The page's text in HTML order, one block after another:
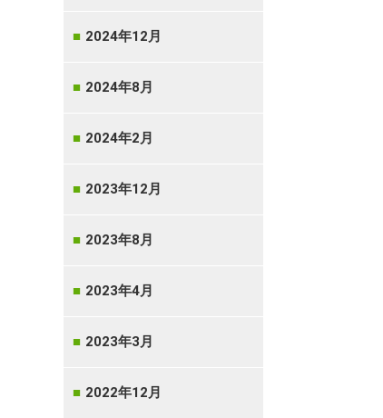
2024年12月
2024年8月
2024年2月
2023年12月
2023年8月
2023年4月
2023年3月
2022年12月